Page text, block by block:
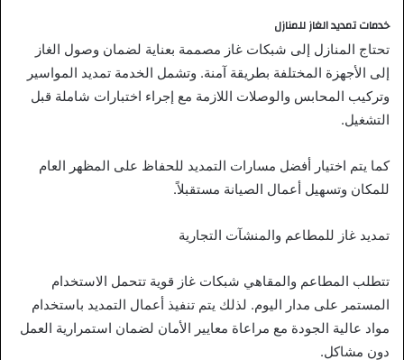
خدمات تمديد الغاز للمنازل
تحتاج المنازل إلى شبكات غاز مصممة بعناية لضمان وصول الغاز
إلى الأجهزة المختلفة بطريقة آمنة. وتشمل الخدمة تمديد المواسير
وتركيب المحابس والوصلات اللازمة مع إجراء اختبارات شاملة قبل
التشغيل.
كما يتم اختيار أفضل مسارات التمديد للحفاظ على المظهر العام
للمكان وتسهيل أعمال الصيانة مستقبلاً.
تمديد غاز للمطاعم والمنشآت التجارية
تتطلب المطاعم والمقاهي شبكات غاز قوية تتحمل الاستخدام
المستمر على مدار اليوم. لذلك يتم تنفيذ أعمال التمديد باستخدام
مواد عالية الجودة مع مراعاة معايير الأمان لضمان استمرارية العمل
دون مشاكل.